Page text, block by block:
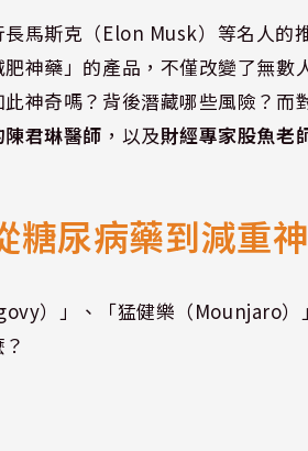
馬斯克（Elon Musk）等名人的
神藥」的產品，不僅改變了無數
神奇嗎？背後潛藏哪些風險？而
君琳醫師 ，以及財經專家股魚老
糖尿病藥到減重
）」、「猛健樂（Mounjaro